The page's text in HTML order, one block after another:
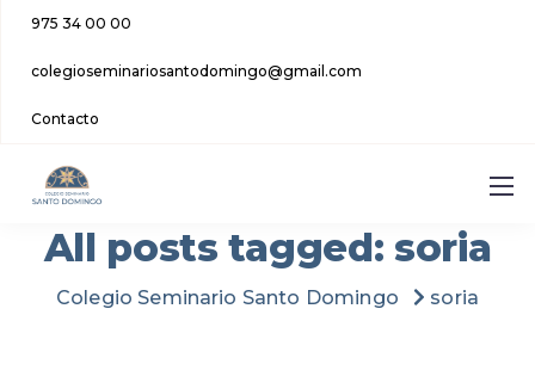
975 34 00 00
colegioseminariosantodomingo@gmail.com
Contacto
All posts tagged: soria
Colegio Seminario Santo Domingo soria